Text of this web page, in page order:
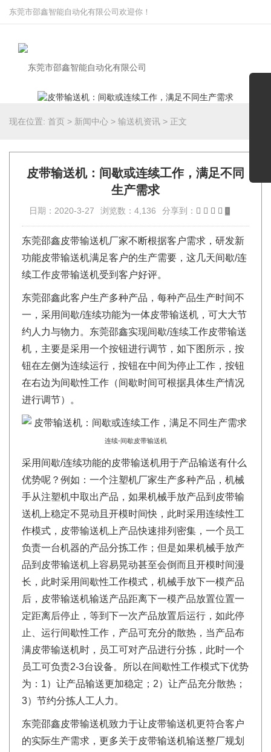
东莞市邵鑫智能自动化有限公司欢迎你！
现在位置: 首页 > 新闻中心 > 输送机资讯 > 正文
皮带输送机：间歇或连续工作，满足不同
生产需求
日期：2020-3-27 浏览数：4,136 分享到：
东莞邵鑫皮带输送机厂家不断根据客户需求，研发新
功能皮带输送机满足客户的生产需要，这几天间歇/连
续工作皮带输送机受到客户好评。
东莞邵鑫此客户生产多种产品，每种产品生产时间不
一，采用间歇/连续功能为一体皮带输送机，可大大节
约人力与物力。东莞邵鑫实现间歇/连续工作皮带输送
机，主要是采用一个按钮进行调节，如下图所示，按
钮在左侧为连续运行，按钮在中间为停止工作，按钮
在右边为间歇性工作（间歇时间可根据具体生产情况
进行调节）。
连续-间歇皮带输送机
采用间歇/连续功能的皮带输送机用于产品输送有什么
优势呢？例如：一个注塑机厂家生产多种产品，机械
手从注塑机中取出产品，如果机械手放产品到皮带输
送机上稳定不晃动且开模时间快，此时采用连续性工
作模式，皮带输送机上产品快速排列密集，一个员工
负责一台机器的产品分拣工作；但是如果机械手放产
品到皮带输送机上容易晃动甚至会倒而且开模时间漫
长，此时采用间歇性工作模式，机械手放下一模产品
后，皮带输送机输送产品距离下一模产品放置位置一
定距离后停止，等到下一次产品放置后运行，如此停
止、运行间歇性工作，产品可充分的散热，当产品布
满皮带输送机时，员工可对产品进行分拣，此时一个
员工可负责2-3台设备。所以在间歇性工作模式下优势
为：1）让产品输送更加稳定；2）让产品充分散热；
3）节约分拣人工人力。
东莞邵鑫皮带输送机致力于让皮带输送机更符合客户
的实际生产需求，更多关于皮带输送机输送整厂规划